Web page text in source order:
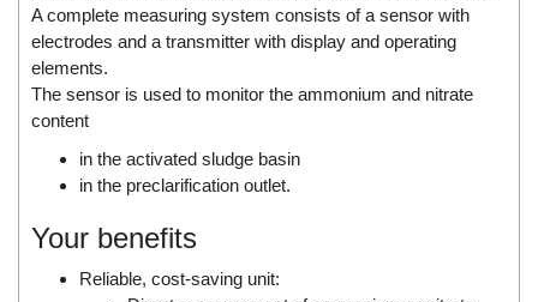
Donghwa Valve
Dongkun
Dosing Pump
DR. NEUMANN Peltier-Technik
Driesen Kern
Druck
DSTI
A complete measuring system consists of a sensor with
electrodes and a transmitter with display and operating
elements.
The sensor is used to monitor the ammonium and nitrate
content
in the activated sludge basin
in the preclarification outlet.
Your benefits
Reliable, cost-saving unit: